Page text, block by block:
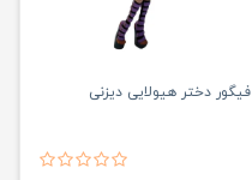
فیگور دختر هیولایی دیزنی